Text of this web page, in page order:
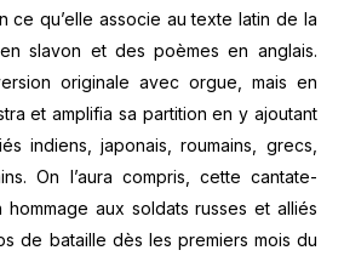
ce qu’elle associe au texte latin de la
slavon et des poèmes en anglais.
originale avec orgue, mais en
et amplifia sa partition en y ajoutant
indiens, japonais, roumains, grecs,
On l’aura compris, cette cantate-
aux soldats russes et alliés
de bataille dès les premiers mois du